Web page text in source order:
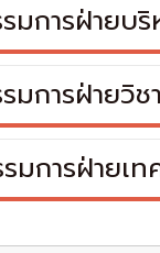
มการฝ่ายบริ
มการฝ่ายวิช
มการฝ่ายเ